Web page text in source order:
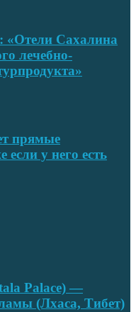
«Отели Сахалина
лечебно-
прямые
у него есть
Palace) —
(Лхаса, Тибет)